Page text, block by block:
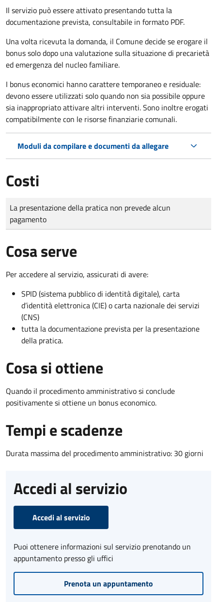
Il servizio può essere attivato presentando tutta la
documentazione prevista, consultabile in formato PDF.
Una volta ricevuta la domanda, il Comune decide se erogare il
bonus solo dopo una valutazione sulla situazione di precarietà
ed emergenza del nucleo familiare.
I bonus economici hanno carattere temporaneo e residuale:
devono essere utilizzati solo quando non sia possibile oppure
sia inappropriato attivare altri interventi. Sono inoltre erogati
compatibilmente con le risorse finanziarie comunali.
Moduli da compilare e documenti da allegare
Costi
Tipo di pagamento
Importo
La presentazione della pratica non prevede alcun
pagamento
Cosa serve
Per accedere al servizio, assicurati di avere:
SPID (sistema pubblico di identità digitale), carta
d’identità elettronica (CIE) o carta nazionale dei servizi
(CNS)
tutta la documentazione prevista per la presentazione
della pratica.
Cosa si ottiene
Quando il procedimento amministrativo si conclude
positivamente si ottiene un bonus economico.
Tempi e scadenze
Durata massima del procedimento amministrativo: 30 giorni
Accedi al servizio
Accedi al servizio
Puoi ottenere informazioni sul servizio prenotando un
appuntamento presso gli uffici
Prenota un appuntamento